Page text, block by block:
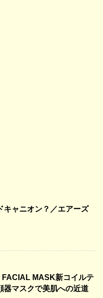
キャニオン？／エアーズ
FACIAL MASK新コイルテ
器マスクで美肌への近道